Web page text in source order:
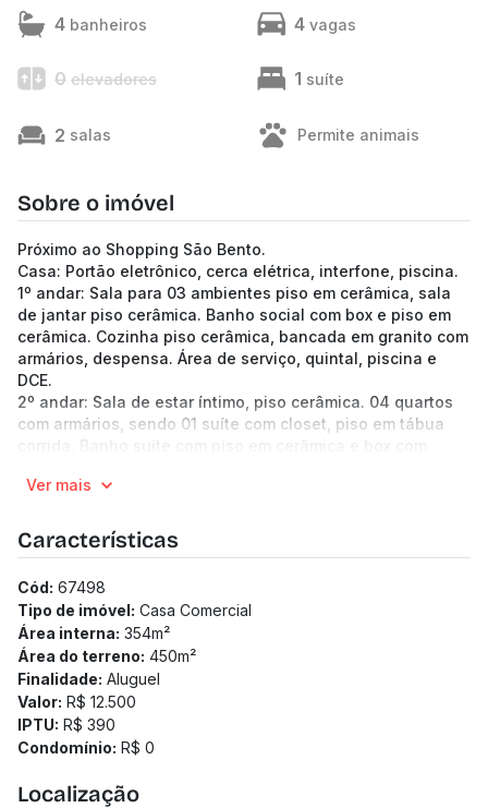
4 banheiros 4 vagas
0 elevadores 1 suíte
2 salas Permite animais
Sobre o imóvel
Próximo ao Shopping São Bento.
Casa: Portão eletrônico, cerca elétrica, interfone, piscina.
1º andar: Sala para 03 ambientes piso em cerâmica, sala
de jantar piso cerâmica. Banho social com box e piso em
cerâmica. Cozinha piso cerâmica, bancada em granito com
armários, despensa. Área de serviço, quintal, piscina e
DCE.
2º andar: Sala de estar íntimo, piso cerâmica. 04 quartos
com armários, sendo 01 suíte com closet, piso em tábua
corrida. Banho suíte com piso em cerâmica e box com
mármore, box. Adega, varanda.
Ver mais
Características
Cód: 67498
Tipo de imóvel: Casa Comercial
Área interna: 354m²
Área do terreno: 450m²
Finalidade: Aluguel
Valor: R$ 12.500
IPTU: R$ 390
Condomínio: R$ 0
Localização